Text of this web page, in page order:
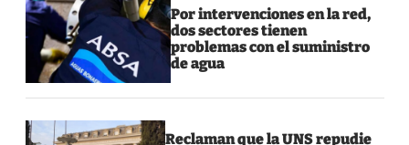
Por intervenciones en la red,
dos sectores tienen
problemas con el suministro
de agua
Reclaman que la UNS repudie